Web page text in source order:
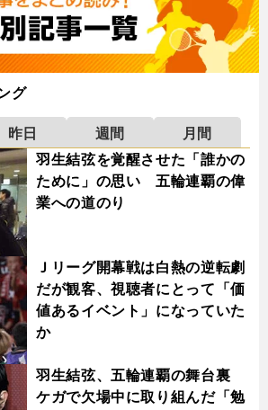
グ
昨日 週間
月間
羽生結弦を覚醒させた「誰かの
ために」の思い 五輪連覇の偉
業への道のり
Ｊリーグ開幕戦は白熱の逆転劇
だが観客、視聴者にとって「価
値あるイベント」になっていた
か
羽生結弦、五輪連覇の舞台裏
ケガで欠場中に取り組んだ「勉